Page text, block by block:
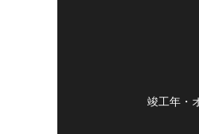
竣工年・